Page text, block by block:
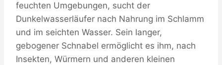
feuchten Umgebungen, sucht der
Dunkelwasserläufer nach Nahrung im Schlamm
und im seichten Wasser. Sein langer,
gebogener Schnabel ermöglicht es ihm, nach
Insekten, Würmern und anderen kleinen